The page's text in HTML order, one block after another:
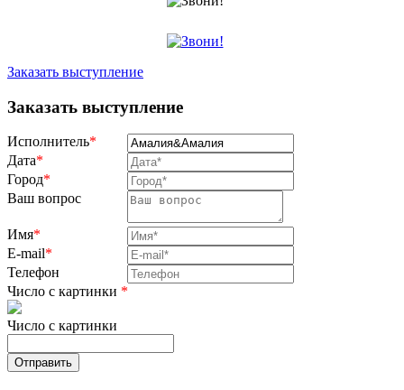
Заказать выступление
Заказать выступление
Исполнитель*
Дата*
Город*
Ваш вопрос
Имя*
E-mail*
Телефон
Число с картинки *
Число с картинки